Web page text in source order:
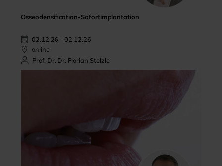
Osseodensification-Sofortimplantation
02.12.26 - 02.12.26
online
Prof. Dr. Dr. Florian Stelzle